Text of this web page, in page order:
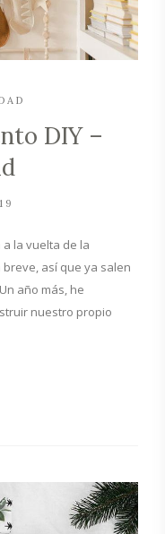
DIY –
la vuelta de la
así que ya salen
año más, he
nuestro propio